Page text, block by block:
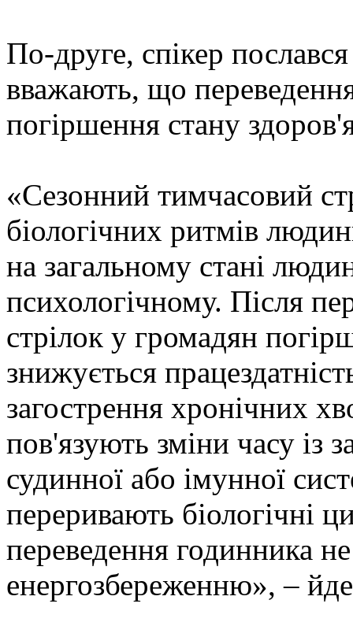
По-друге, спікер
вважають, що
погіршення стану
«Сезонний тимчасовий
біологічних ритмів
на загальному стані
психологічному. Після
стрілок у громадян
знижується
загострення хронічних
пов'язують зміни часу із
судинної або імунної
переривають біологічні
переведення годинника
енергозбереженню», –